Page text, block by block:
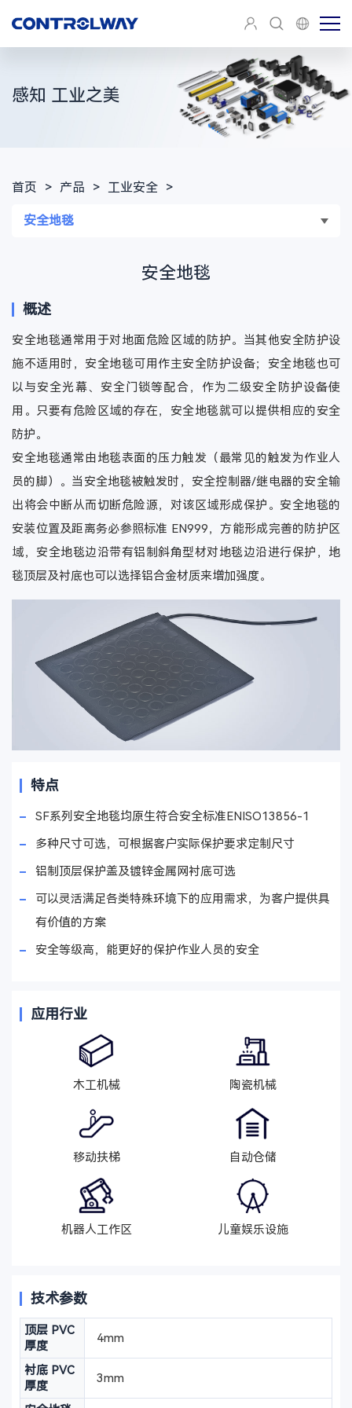
感知 工业之美
首页 > 产品 > 工业安全 >
安全地毯
安全地毯
概述
安全地毯通常用于对地面危险区域的防护。当其他安全防护设
施不适用时，安全地毯可用作主安全防护设备；安全地毯也可
以与安全光幕、安全门锁等配合，作为二级安全防护设备使
用。只要有危险区域的存在，安全地毯就可以提供相应的安全
防护。
安全地毯通常由地毯表面的压力触发（最常见的触发为作业人
员的脚）。当安全地毯被触发时，安全控制器/继电器的安全输
出将会中断从而切断危险源，对该区域形成保护。安全地毯的
安装位置及距离务必参照标准 EN999，方能形成完善的防护区
域，安全地毯边沿带有铝制斜角型材对地毯边沿进行保护，地
毯顶层及衬底也可以选择铝合金材质来增加强度。
特点
SF系列安全地毯均原生符合安全标准ENISO13856-1
多种尺寸可选，可根据客户实际保护要求定制尺寸
铝制顶层保护盖及镀锌金属网衬底可选
可以灵活满足各类特殊环境下的应用需求，为客户提供具
有价值的方案
安全等级高，能更好的保护作业人员的安全
应用行业
木工机械 陶瓷机械
移动扶梯 自动仓储
机器人工作区 儿童娱乐设施
技术参数
顶层 PVC
厚度
4mm
衬底 PVC
厚度
3mm